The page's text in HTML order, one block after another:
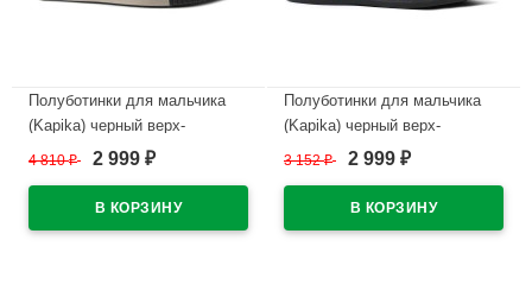
Полуботинки для мальчика
(Kapika) черный верх-
натуральная, кожа
артикул 24627-1
4 810₽ 2 999 ₽
Полуботинки для мальчика
(Kapika) черный верх-
натуральная, искусственная
кожа артикул 231116к-1
3 152₽ 2 999 ₽